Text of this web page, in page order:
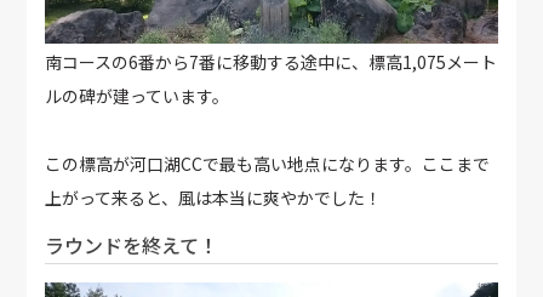
南コースの6番から7番に移動する途中に、標高1,075メート
ルの碑が建っています。
この標高が河口湖CCで最も高い地点になります。ここまで
上がって来ると、風は本当に爽やかでした！
ラウンドを終えて！